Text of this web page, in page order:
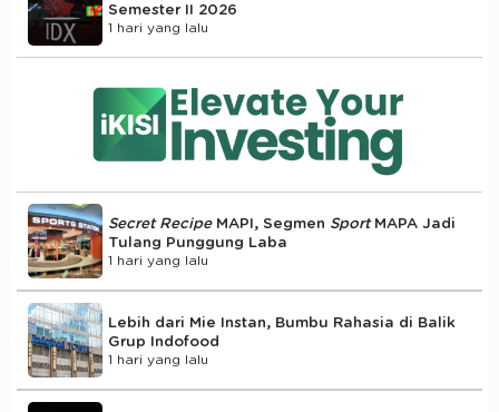
Semester II 2026
1 hari yang lalu
Secret RecipeMAPI, Segmen Sport MAPA Jadi
Tulang Punggung Laba
1 hari yang lalu
Lebih dari Mie Instan, Bumbu Rahasia di Balik
Grup Indofood
1 hari yang lalu